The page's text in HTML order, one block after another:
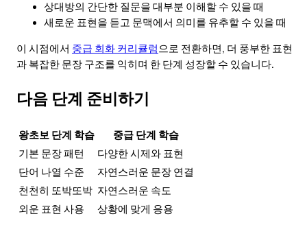
상대방의 간단한 질문을 대부분 이해할 수 있을 때
새로운 표현을 듣고 문맥에서 의미를 유추할 수 있을 때
이 시점에서 중급 회화 커리큘럼으로 전환하면, 더 풍부한 표현
과 복잡한 문장 구조를 익히며 한 단계 성장할 수 있습니다.
다음 단계 준비하기
왕초보 단계 학습
중급 단계 학습
기본 문장 패턴
다양한 시제와 표현
단어 나열 수준
자연스러운 문장 연결
천천히 또박또박 자연스러운 속도
외운 표현 사용
상황에 맞게 응용